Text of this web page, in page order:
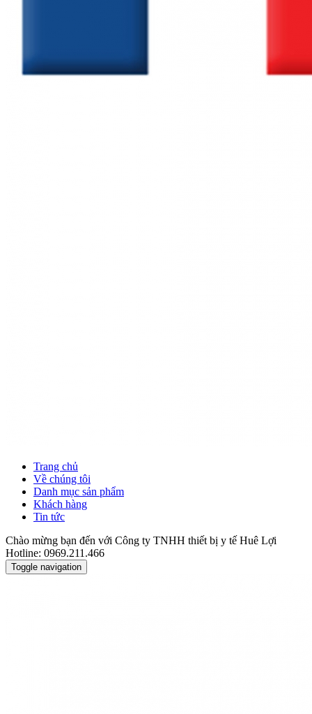
Trang chủ
Về chúng tôi
Danh mục sản phẩm
Khách hàng
Tin tức
Chào mừng bạn đến với Công ty TNHH thiết bị y tế Huê Lợi
Hotline: 0969.211.466
Toggle navigation